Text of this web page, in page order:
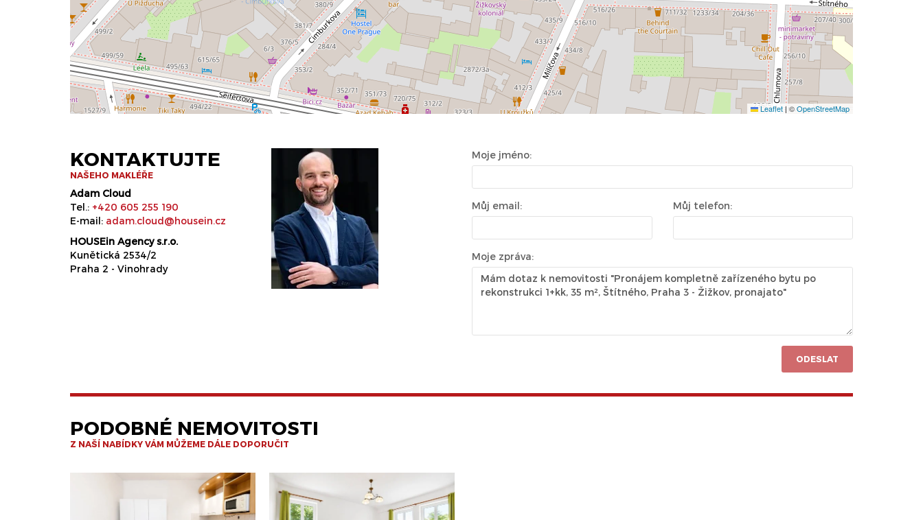
Leaflet| ©OpenStreetMap
KONTAKTUJTE
NAŠEHO MAKLÉŘE
Adam Cloud
Tel.: +420 605 255 190
E-mail: adam.cloud@housein.cz
HOUSEin Agency s.r.o.
Kunětická 2534/2
Praha 2 - Vinohrady
Moje jméno:
Můj email: Můj telefon:
Moje zpráva:
ODESLAT
PODOBNÉ NEMOVITOSTI
Z NAŠÍ NABÍDKY VÁM MŮŽEME DÁLE DOPORUČIT